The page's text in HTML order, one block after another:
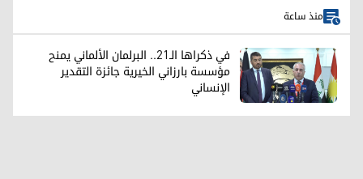
منذ ساعة
في ذكراها الـ21.. البرلمان الألماني يمنح
مؤسسة بارزاني الخيرية جائزة التقدير
الإنساني